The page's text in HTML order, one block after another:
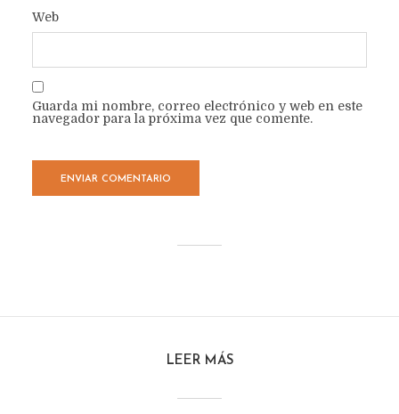
Web
Guarda mi nombre, correo electrónico y web en este
navegador para la próxima vez que comente.
LEER MÁS